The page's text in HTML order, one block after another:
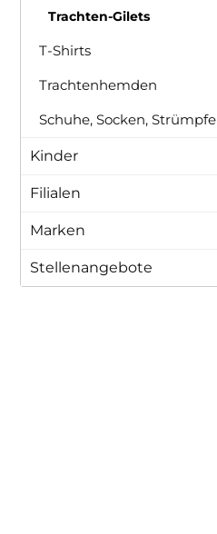
Trachten-Gilets
T-Shirts
Trachtenhemden
Schuhe, Socken, Strümpfe
Kinder
Filialen
Marken
Stellenangebote